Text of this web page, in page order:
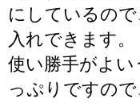
にしているの
入れできます。
使い勝手がよ
っぷりですの